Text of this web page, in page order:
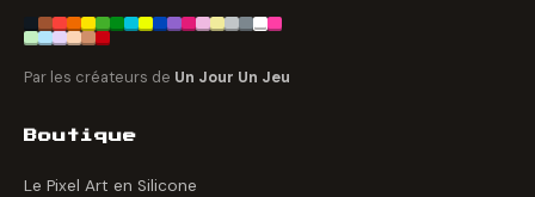
Par les créateurs de Un Jour Un Jeu
Boutique
Le Pixel Art en Silicone